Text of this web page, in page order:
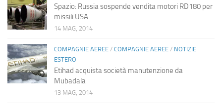
Spazio: Russia sospende vendita motori RD180 per
missili USA
14 MAG, 2014
COMPAGNIE AEREE / COMPAGNIE AEREE / NOTIZIE
ESTERO
Etihad acquista società manutenzione da
Mubadala
13 MAG, 2014